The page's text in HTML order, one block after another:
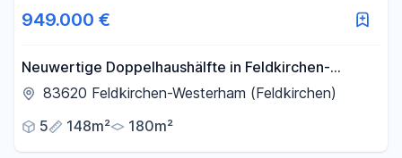
949.000 €
Neuwertige Doppelhaushälfte in Feldkirchen-
Westerham – Baujahr 2024, Bergblick & Pool
83620 Feldkirchen-Westerham (Feldkirchen)
5
148m² 180m²